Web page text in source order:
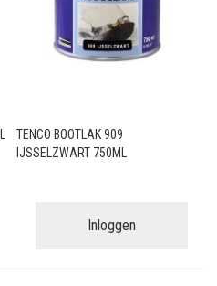
TENCO BOOTLAK 909
IJSSELZWART 750ML
Inloggen